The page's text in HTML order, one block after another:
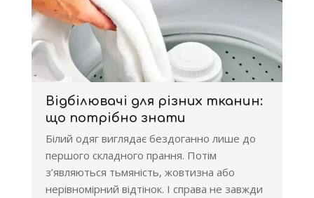
Відбілювачі для різних тканин:
що потрібно знати
Білий одяг виглядає бездоганно лише до
першого складного прання. Потім
з’являються тьмяність, жовтизна або
нерівномірний відтінок. І справа не завжди